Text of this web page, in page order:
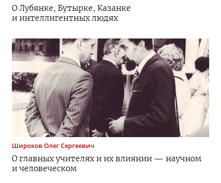
О Лубянке, Бутырке, Казанке
и интеллигентных людях
ШироковОлег Сергеевич
О главных учителях и их влиянии — научном
и человеческом